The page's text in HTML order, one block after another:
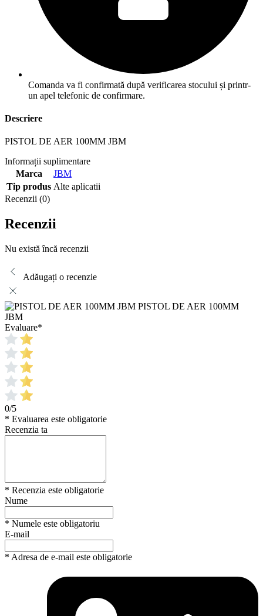
Comanda va fi confirmată după verificarea stocului și printr-
un apel telefonic de confirmare.
Descriere
PISTOL DE AER 100MM JBM
Informații suplimentare
Marca
JBM
Tip produs Alte aplicatii
Recenzii (0)
Recenzii
Nu există încă recenzii
Adăugați o recenzie
PISTOL DE AER 100MM
JBM
Evaluare*
0/5
* Evaluarea este obligatorie
Recenzia ta
* Recenzia este obligatorie
Nume
* Numele este obligatoriu
E-mail
* Adresa de e-mail este obligatorie